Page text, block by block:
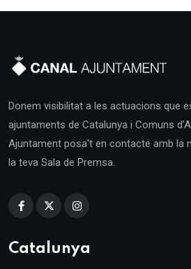
Donem visibilitat a les actuacions que
ajuntaments de Catalunya i Comuns
Ajuntament posa't en contacte amb la
la teva Sala de Premsa.
Catalunya